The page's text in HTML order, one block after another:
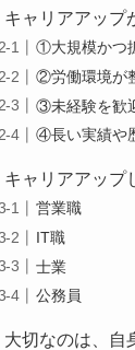
キャリアアップ
①大規模かつ
②労働環境が
③未経験を歓
④長い実績や
キャリアアップ
営業職
IT職
士業
公務員
大切なのは、自